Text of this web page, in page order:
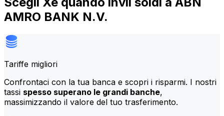
AMRO BANK N.V.
Tariffe migliori
Confrontaci con la tua banca e scopri i risparmi. I nostri
tassi spesso superano le grandi banche,
massimizzando il valore del tuo trasferimento.